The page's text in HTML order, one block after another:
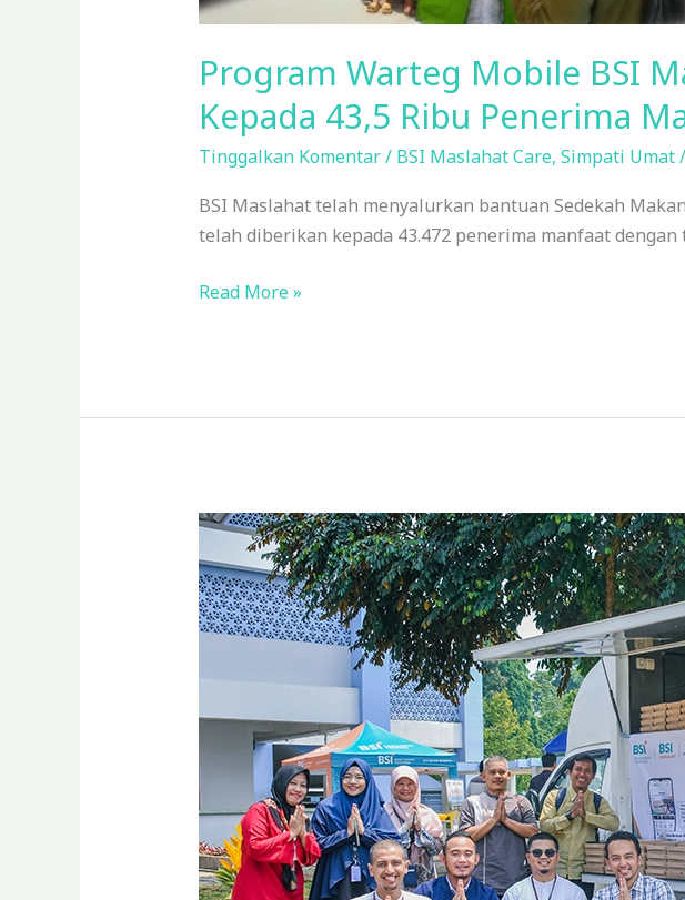
Program Warteg Mobile BSI
Kepada 43,5 Ribu Penerima
Tinggalkan Komentar/ BSI Maslahat Care, Simpati Umat/
BSI Maslahat telah menyalurkan bantuan Sedekah
telah diberikan kepada 43.472 penerima manfaat
Read More »
BSI
Maslahat
Selenggarakan
Sedekah
Gratis
Berkah
di
Masjid
Hurriyah
IPB